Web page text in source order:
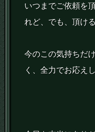
いつまでご依頼を
れど、でも、頂け
今のこの気持ちだ
く、全力でお応え